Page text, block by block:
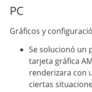
PC
Gráficos y
Se solucionó un
tarjeta gráfica
renderizara con
ciertas